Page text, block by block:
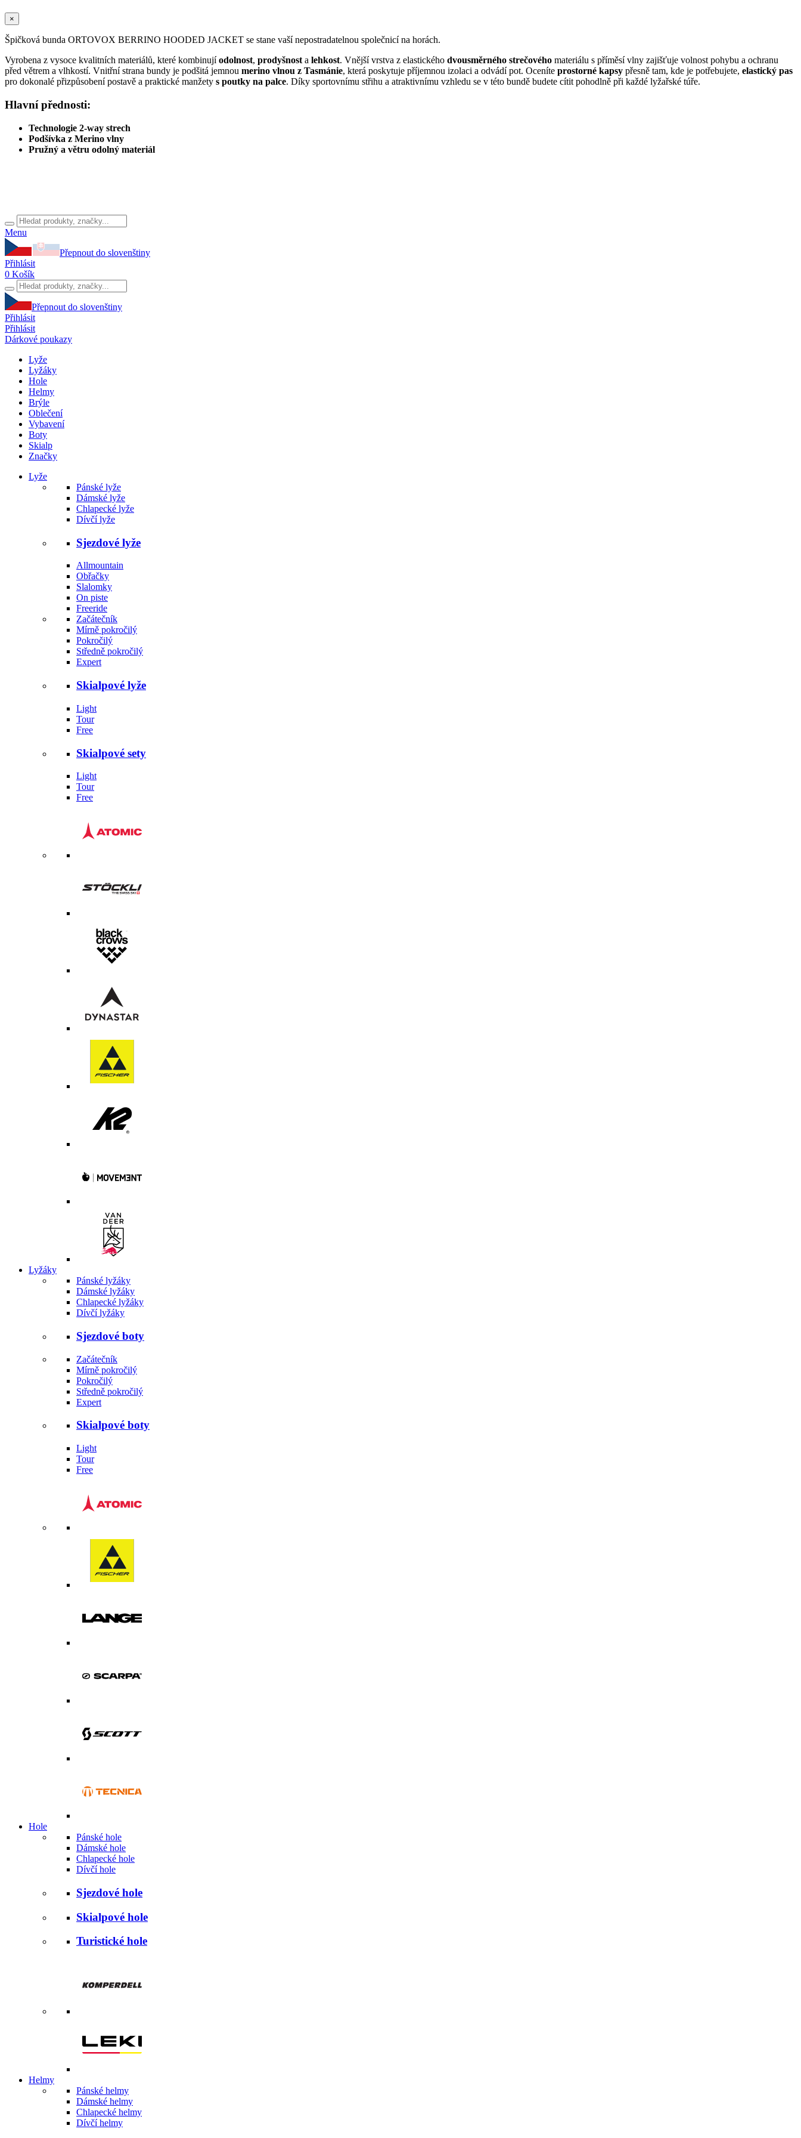
×
Špičková bunda ORTOVOX BERRINO HOODED JACKET se stane vaší nepostradatelnou společnicí na horách.
Vyrobena z vysoce kvalitních materiálů, které kombinujíodolnost, prodyšnost a lehkost. Vnější vrstva z elastického dvousměrného strečového materiálu s příměsí vlny zajišťuje volnost pohybu a ochranu
před větrem a vlhkostí. Vnitřní strana bundy je podšitá jemnou merino vlnou z Tasmánie, která poskytuje příjemnou izolaci a odvádí pot. Oceníte prostorné kapsy přesně tam, kde je potřebujete, elastický pas
pro dokonalé přizpůsobení postavě a praktické manžety s poutky na palce. Díky sportovnímu střihu a atraktivnímu vzhledu se v této bundě budete cítit pohodlně při každé lyžařské túře.
Hlavní přednosti:
Technologie 2-way strech
Podšívka z Merino vlny
Pružný a větru odolný materiál
Menu
Přepnout do slovenštiny
Přihlásit
0 Košík
Přepnout do slovenštiny
Přihlásit
Přihlásit
Dárkové poukazy
Lyže
Lyžáky
Hole
Helmy
Brýle
Oblečení
Vybavení
Boty
Skialp
Značky
Lyže
Pánské lyže
Dámské lyže
Chlapecké lyže
Dívčí lyže
Sjezdové lyže
Allmountain
Obřačky
Slalomky
On piste
Freeride
Začátečník
Mírně pokročilý
Pokročilý
Středně pokročilý
Expert
Skialpové lyže
Light
Tour
Free
Skialpové sety
Light
Tour
Free
Lyžáky
Pánské lyžáky
Dámské lyžáky
Chlapecké lyžáky
Dívčí lyžáky
Sjezdové boty
Začátečník
Mírně pokročilý
Pokročilý
Středně pokročilý
Expert
Skialpové boty
Light
Tour
Free
Hole
Pánské hole
Dámské hole
Chlapecké hole
Dívčí hole
Sjezdové hole
Skialpové hole
Turistické hole
Helmy
Pánské helmy
Dámské helmy
Chlapecké helmy
Dívčí helmy